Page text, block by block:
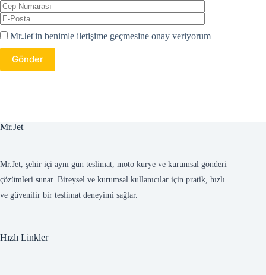
Mr.Jet'in benimle iletişime geçmesine onay veriyorum
Mr.Jet
Mr.Jet, şehir içi aynı gün teslimat, moto kurye ve kurumsal gönderi
çözümleri sunar. Bireysel ve kurumsal kullanıcılar için pratik, hızlı
ve güvenilir bir teslimat deneyimi sağlar.
Hızlı Linkler